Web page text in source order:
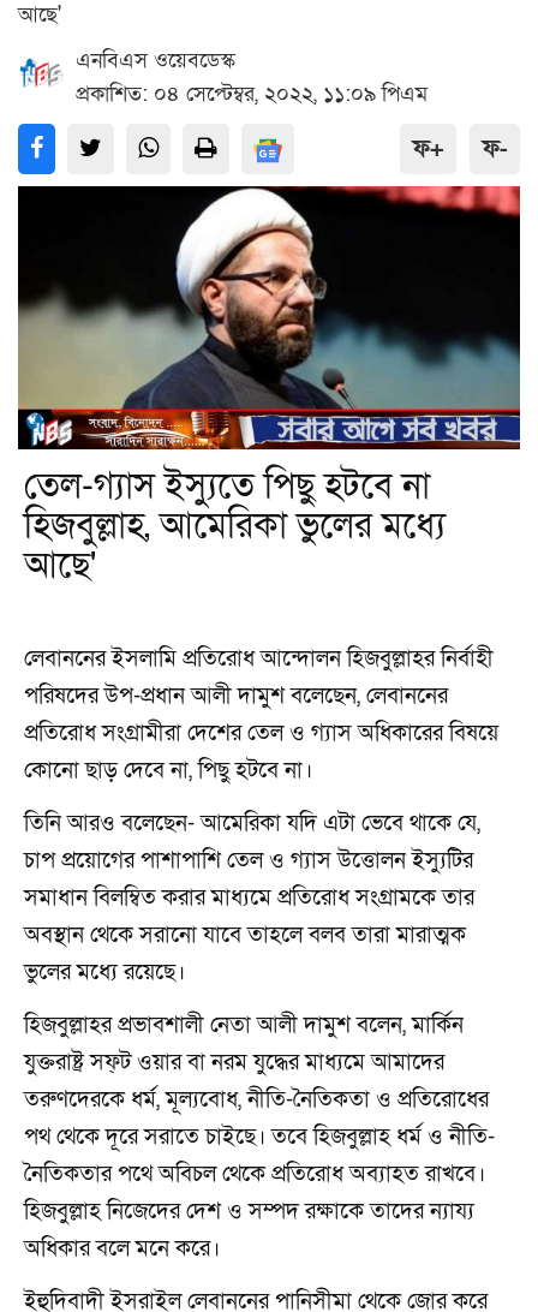
আছে'
এনবিএস ওয়েবডেস্ক
প্রকাশিত: ০৪ সেপ্টেম্বর, ২০২২, ১১:০৯ পিএম
ফ+ ফ-
তেল-গ্যাস ইস্যুতে পিছু হটবে না
হিজবুল্লাহ, আমেরিকা ভুলের মধ্যে
আছে'
লেবাননের ইসলামি প্রতিরোধ আন্দোলন হিজবুল্লাহর নির্বাহী
পরিষদের উপ-প্রধান আলী দামুশ বলেছেন, লেবাননের
প্রতিরোধ সংগ্রামীরা দেশের তেল ও গ্যাস অধিকারের বিষয়ে
কোনো ছাড় দেবে না, পিছু হটবে না।
তিনি আরও বলেছেন- আমেরিকা যদি এটা ভেবে থাকে যে,
চাপ প্রয়োগের পাশাপাশি তেল ও গ্যাস উত্তোলন ইস্যুটির
সমাধান বিলম্বিত করার মাধ্যমে প্রতিরোধ সংগ্রামকে তার
অবস্থান থেকে সরানো যাবে তাহলে বলব তারা মারাত্মক
ভুলের মধ্যে রয়েছে।
হিজবুল্লাহর প্রভাবশালী নেতা আলী দামুশ বলেন, মার্কিন
যুক্তরাষ্ট্র সফ্‌ট ওয়ার বা নরম যুদ্ধের মাধ্যমে আমাদের
তরুণদেরকে ধর্ম, মূল্যবোধ, নীতি-নৈতিকতা ও প্রতিরোধের
পথ থেকে দূরে সরাতে চাইছে। তবে হিজবুল্লাহ ধর্ম ও নীতি-
নৈতিকতার পথে অবিচল থেকে প্রতিরোধ অব্যাহত রাখবে।
হিজবুল্লাহ নিজেদের দেশ ও সম্পদ রক্ষাকে তাদের ন্যায্য
অধিকার বলে মনে করে।
ইহুদিবাদী ইসরাইল লেবাননের পানিসীমা থেকে জোর করে